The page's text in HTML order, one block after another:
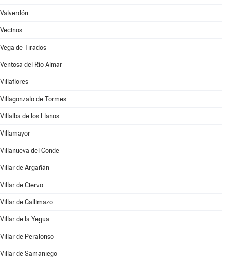
Valverdón
Vecinos
Vega de Tirados
Ventosa del Río Almar
Villaflores
Villagonzalo de Tormes
Villalba de los Llanos
Villamayor
Villanueva del Conde
Villar de Argañán
Villar de Ciervo
Villar de Gallimazo
Villar de la Yegua
Villar de Peralonso
Villar de Samaniego